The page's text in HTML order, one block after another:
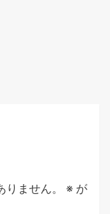
ません。 ※ が